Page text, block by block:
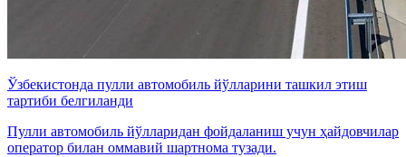
Ўзбекистонда пулли автомобиль йўлларини ташкил этиш
тартиби белгиланди
Пулли автомобиль йўлларидан фойдаланиш учун ҳайдовчилар
оператор билан оммавий шартнома тузади.